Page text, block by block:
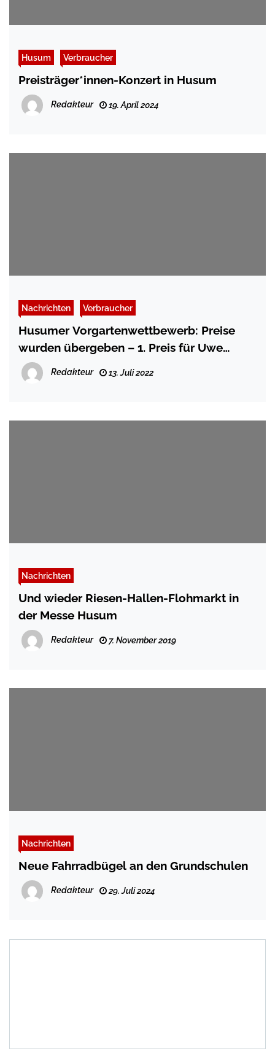
Husum Verbraucher
Preisträger*innen-Konzert in Husum
Redakteur 19. April 2024
Nachrichten Verbraucher
Husumer Vorgartenwettbewerb: Preise
wurden übergeben – 1. Preis für Uwe
Gosch
Redakteur 13. Juli 2022
Nachrichten
Und wieder Riesen-Hallen-Flohmarkt in
der Messe Husum
Redakteur 7. November 2019
Nachrichten
Neue Fahrradbügel an den Grundschulen
Redakteur 29. Juli 2024